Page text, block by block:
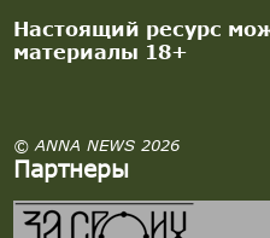
Настоящий ресурс
материалы 18+
© ANNA NEWS 2026
Партнеры